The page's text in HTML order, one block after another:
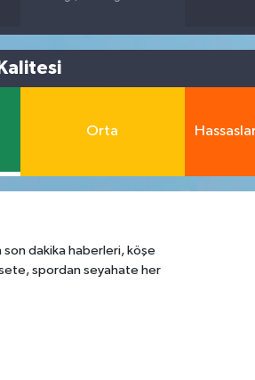
Orta
dakika haberleri, köşe
spordan seyahate her